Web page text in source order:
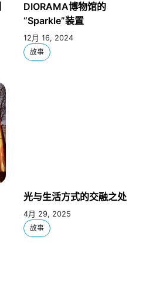
DIORAMA博物馆的
“Sparkle”装置
12月 16, 2024
故事
光与生活方式的交融之处
4月 29, 2025
故事